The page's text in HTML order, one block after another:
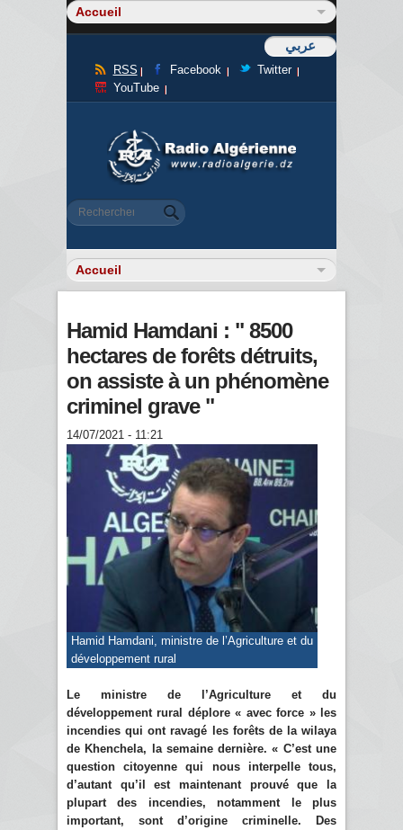
عربي
RSS Facebook
Twitter
YouTube
Formulaire de recherche
Rechercher
Hamid Hamdani : " 8500
hectares de forêts détruits,
on assiste à un phénomène
criminel grave "
14/07/2021 - 11:21
Hamid Hamdani, ministre de l’Agriculture et du
développement rural
Le ministre de l’Agriculture et du
développement rural déplore « avec force » les
incendies qui ont ravagé les forêts de la wilaya
de Khenchela, la semaine dernière. « C’est une
question citoyenne qui nous interpelle tous,
d’autant qu’il est maintenant prouvé que la
plupart des incendies, notamment le plus
important, sont d’origine criminelle. Des